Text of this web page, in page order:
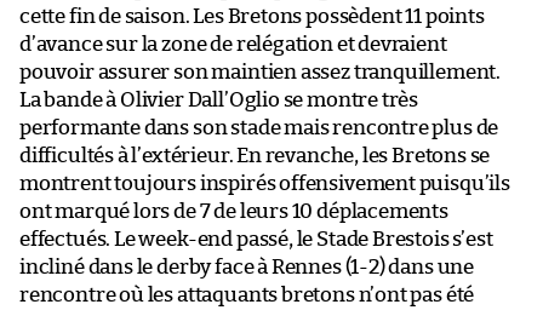
cette fin de saison. Les Bretons possèdent 11 points
d’avance sur la zone de relégation et devraient
pouvoir assurer son maintien assez tranquillement.
La bande à Olivier Dall’Oglio se montre très
performante dans son stade mais rencontre plus de
difficultés à l’extérieur. En revanche, les Bretons se
montrent toujours inspirés offensivement puisqu’ils
ont marqué lors de 7 de leurs 10 déplacements
effectués. Le week-end passé, le Stade Brestois s’est
incliné dans le derby face à Rennes (1-2) dans une
rencontre où les attaquants bretons n’ont pas été